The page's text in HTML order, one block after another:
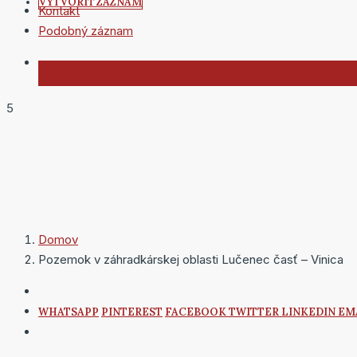
Kontakt
Podobný záznam
5
Domov
Pozemok v záhradkárskej oblasti Lučenec časť – Vinica
WHATSAPP PINTEREST FACEBOOKTWITTER LINKEDIN